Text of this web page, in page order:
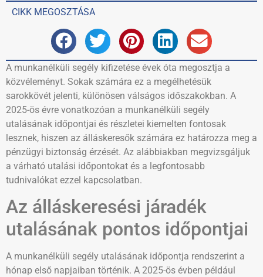
CIKK MEGOSZTÁSA
A munkanélküli segély kifizetése évek óta megosztja a
közvéleményt. Sokak számára ez a megélhetésük
sarokkövét jelenti, különösen válságos időszakokban. A
2025-ös évre vonatkozóan a munkanélküli segély
utalásának időpontjai és részletei kiemelten fontosak
lesznek, hiszen az álláskeresők számára ez határozza meg a
pénzügyi biztonság érzését. Az alábbiakban megvizsgáljuk
a várható utalási időpontokat és a legfontosabb
tudnivalókat ezzel kapcsolatban.
Az álláskeresési járadék
utalásának pontos időpontjai
A munkanélküli segély utalásának időpontja rendszerint a
hónap első napjaiban történik. A 2025-ös évben például